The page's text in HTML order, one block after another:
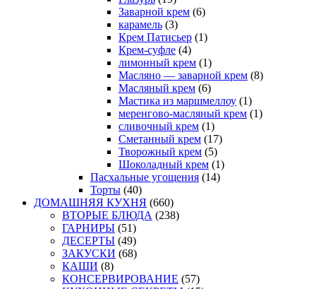
Заварной крем (6)
карамель (3)
Крем Патисьер (1)
Крем-суфле (4)
лимонный крем (1)
Масляно — заварной крем (8)
Масляный крем (6)
Мастика из маршмеллоу (1)
меренгово-масляный крем (1)
сливочный крем (1)
Сметанный крем (17)
Творожный крем (5)
Шоколадный крем (1)
Пасхальные угощения (14)
Торты (40)
ДОМАШНЯЯ КУХНЯ (660)
ВТОРЫЕ БЛЮДА (238)
ГАРНИРЫ (51)
ДЕСЕРТЫ (49)
ЗАКУСКИ (68)
КАШИ (8)
КОНСЕРВИРОВАНИЕ (57)